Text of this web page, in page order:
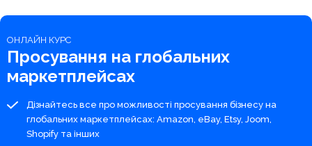
ОНЛАЙН КУРС
Просування на глобальних
маркетплейсах
Дізнайтесь все про можливості просування бізнесу на
глобальних маркетплейсах: Amazon, eBay, Etsy, Joom,
Shopify та інших